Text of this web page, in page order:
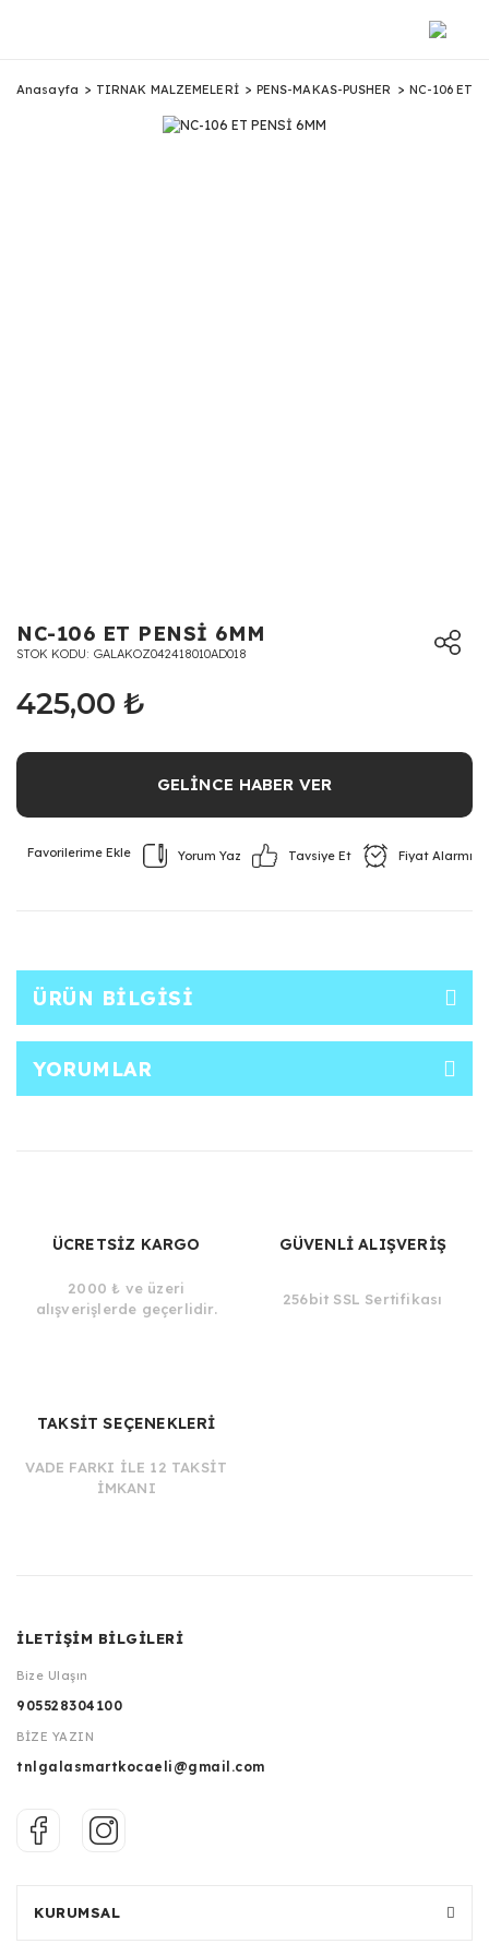
Anasayfa TIRNAK MALZEMELERİ PENS-MAKAS-PUSHER NC-106 ET
NC-106 ET PENSİ 6MM
STOK KODU GALAKOZ042418010AD018
425,00 ₺
GELİNCE HABER VER
Yorum Yaz Tavsiye Et Fiyat Alarmı
ÜRÜN BILGISI
YORUMLAR
ÜCRETSİZ KARGO
2000 ₺ ve üzeri
alışverişlerde geçerlidir.
GÜVENLİ ALIŞVERİŞ
256bit SSL Sertifikası
TAKSİT SEÇENEKLERİ
VADE FARKI İLE 12 TAKSİT
İMKANI
İLETİŞİM BİLGİLERİ
Bize Ulaşın
905528304100
BİZE YAZIN
tnlgalasmartkocaeli@gmail.com
KURUMSAL